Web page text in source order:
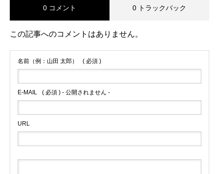
0 コメント 0 トラックバック
この記事へのコメントはありません。
名前（例：山田 太郎） ( 必須 )
E-MAIL ( 必須 ) - 公開されません -
URL